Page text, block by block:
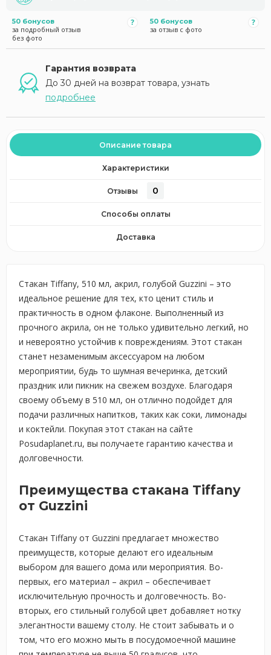
50 бонусов
за подробный отзыв
без фото
50 бонусов
за отзыв с фото
Гарантия возврата
До 30 дней на возврат товара, узнать
подробнее
Описание товара
Характеристики
Отзывы 0
Способы оплаты
Доставка
Стакан Tiffany, 510 мл, акрил, голубой Guzzini – это
идеальное решение для тех, кто ценит стиль и
практичность в одном флаконе. Выполненный из
прочного акрила, он не только удивительно легкий, но
и невероятно устойчив к повреждениям. Этот стакан
станет незаменимым аксессуаром на любом
мероприятии, будь то шумная вечеринка, детский
праздник или пикник на свежем воздухе. Благодаря
своему объему в 510 мл, он отлично подойдет для
подачи различных напитков, таких как соки, лимонады
и коктейли. Покупая этот стакан на сайте
Posudaplanet.ru, вы получаете гарантию качества и
долговечности.
Преимущества стакана Tiffany
от Guzzini
Стакан Tiffany от Guzzini предлагает множество
преимуществ, которые делают его идеальным
выбором для вашего дома или мероприятия. Во-
первых, его материал – акрил – обеспечивает
исключительную прочность и долговечность. Во-
вторых, его стильный голубой цвет добавляет нотку
элегантности вашему столу. Не стоит забывать и о
том, что его можно мыть в посудомоечной машине